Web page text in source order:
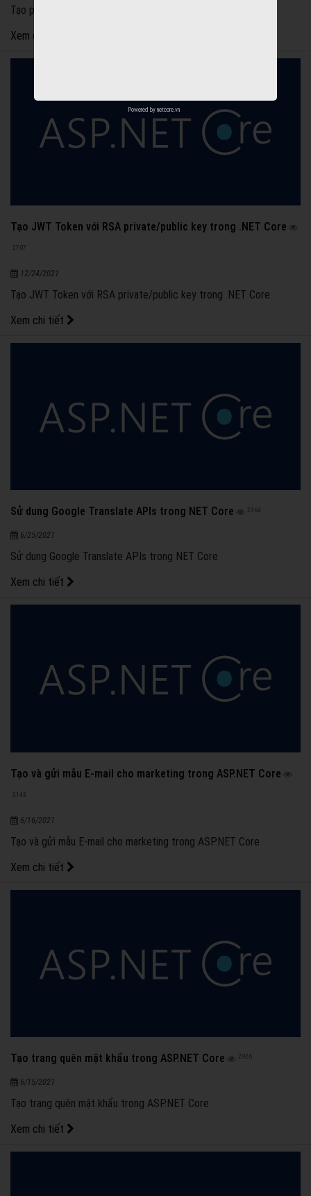
Tạo proejct với .NET 5 và Clean Architecture từ A đến Z
Xem chi tiết
Tạo JWT Token với RSA private/public key trong .NET Core
2707
12/24/2021
Tạo JWT Token với RSA private/public key trong .NET Core
Xem chi tiết
Sử dung Google Translate APIs trong NET Core 2364
6/25/2021
Sử dung Google Translate APIs trong NET Core
Xem chi tiết
Tạo và gửi mẫu E-mail cho marketing trong ASP.NET Core
2143
6/16/2021
Tạo và gửi mẫu E-mail cho marketing trong ASP.NET Core
Xem chi tiết
Tạo trang quên mật khẩu trong ASP.NET Core 2926
6/15/2021
Tạo trang quên mật khẩu trong ASP.NET Core
Xem chi tiết
Powered by netcore.vn